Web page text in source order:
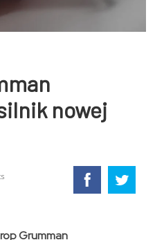
nowej
Grumman